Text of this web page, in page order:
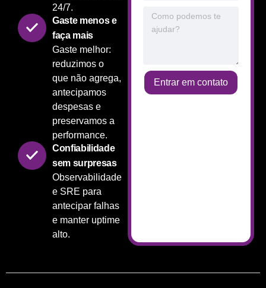
24/7.
Gaste menos e
faça mais
Gaste melhor:
reduzimos o
que não agrega,
antecipamos
despesas e
preservamos a
performance.
Confiabilidade
sem surpresas
Observabilidade
e SRE para
antecipar falhas
e manter uptime
alto.
Entrar em contato